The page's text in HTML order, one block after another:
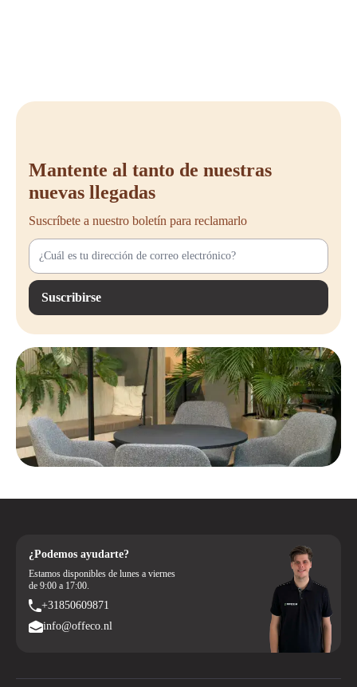
conseguir muebles de oficina premium a precios con descuentos
Mantente al tanto de nuestras
nuevas llegadas
Suscríbete a nuestro boletín para reclamarlo
Suscribirse
¿Podemos ayudarte?
Estamos disponibles de lunes a viernes
de 9:00 a 17:00.
+31850609871
info@offeco.nl